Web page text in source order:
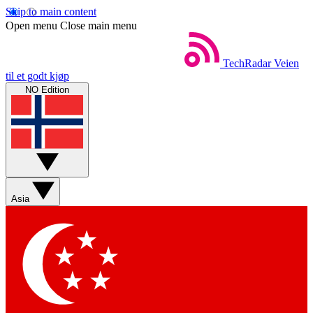
Skip to main content
Open menu Close main menu
TechRadar Veien
til et godt kjøp
NO Edition
Asia